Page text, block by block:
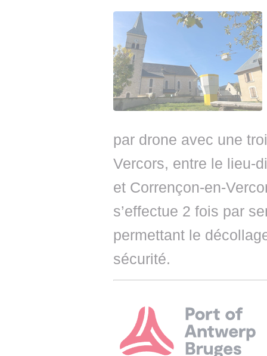
par drone avec une
Vercors, entre le lieu-
et Corrençon-en-
s’effectue 2 fois par
permettant le
sécurité.